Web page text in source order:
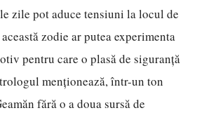
zile pot aduce tensiuni la locul de
zodie ar putea experimenta
pentru care o plasă de siguranță
menționează, într-un ton
fără o a doua sursă de